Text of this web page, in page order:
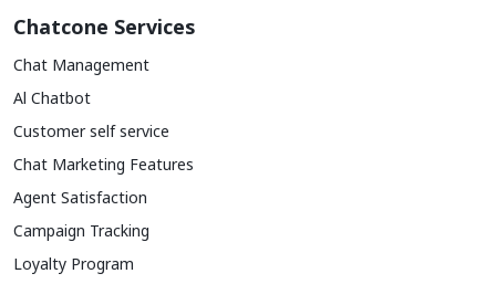
Chatcone Services
Chat Management
Al Chatbot
Customer self service
Chat Marketing Features
Agent Satisfaction
Campaign Tracking
Loyalty Program